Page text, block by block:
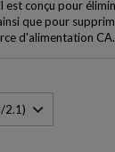
est conçu pour
que pour
d'alimentation CA.